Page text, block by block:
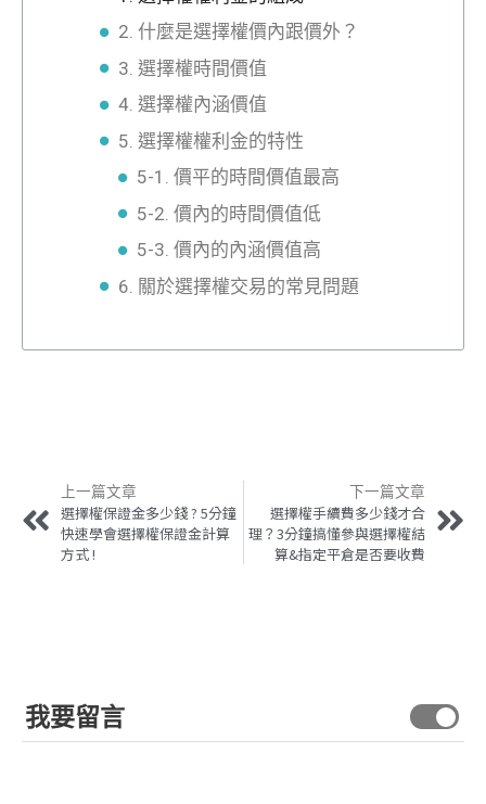
2. 什麼是選擇權價內跟價外？
3. 選擇權時間價值
4. 選擇權內涵價值
5. 選擇權權利金的特性
5-1. 價平的時間價值最高
5-2. 價內的時間價值低
5-3. 價內的內涵價值高
6. 關於選擇權交易的常見問題
上一篇文章
選擇權保證金多少錢 ? 5分鐘
快速學會選擇權保證金計算
方式 !
下一篇文章
選擇權手續費多少錢才合
理？3分鐘搞懂參與選擇權結
算&指定平倉是否要收費
我要留言